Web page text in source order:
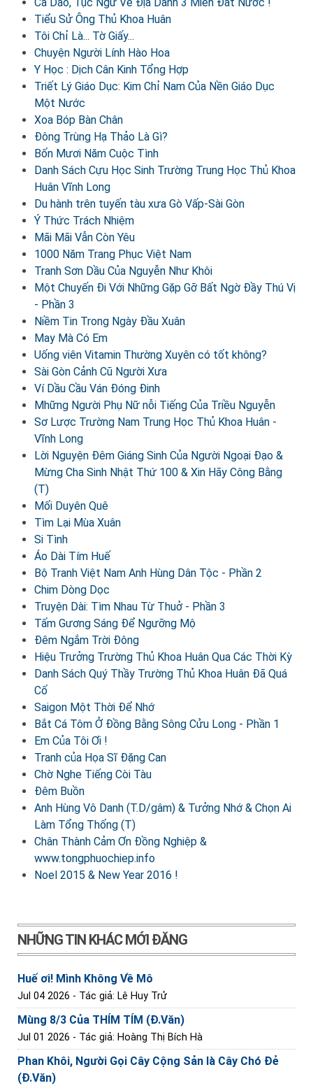
Tiểu Sử Ông Thủ Khoa Huân
Tôi Chỉ Là... Tờ Giấy...
Chuyện Người Lính Hào Hoa
Y Học : Dịch Cân Kinh Tổng Hợp
Triết Lý Giáo Dục: Kim Chỉ Nam Của Nền Giáo Dục
Một Nước
Xoa Bóp Bàn Chân
Đông Trùng Hạ Thảo Là Gì?
Bốn Mươi Năm Cuộc Tình
Danh Sách Cựu Học Sinh Trường Trung Học Thủ Khoa
Huân Vĩnh Long
Du hành trên tuyến tàu xưa Gò Vấp-Sài Gòn
Ý Thức Trách Nhiệm
Mãi Mãi Vẫn Còn Yêu
1000 Năm Trang Phục Việt Nam
Tranh Sơn Dầu Của Nguyễn Như Khôi
Một Chuyến Đi Với Những Gặp Gỡ Bất Ngờ Đầy Thú Vị
- Phần 3
Niềm Tin Trong Ngày Đầu Xuân
May Mà Có Em
Uống viên Vitamin Thường Xuyên có tốt không?
Sài Gòn Cảnh Cũ Người Xưa
Ví Dầu Cầu Ván Đóng Đinh
Mhững Người Phụ Nữ nỗi Tiếng Của Triều Nguyễn
Sơ Lược Trường Nam Trung Học Thủ Khoa Huân -
Vĩnh Long
Lời Nguyện Đêm Giáng Sinh Của Người Ngoại Đạo &
Mừng Cha Sinh Nhật Thứ 100 & Xin Hãy Công Bằng
(T)
Mối Duyên Quê
Tìm Lại Mùa Xuân
Si Tình
Áo Dài Tím Huế
Bộ Tranh Việt Nam Anh Hùng Dân Tộc - Phần 2
Chim Dòng Dọc
Truyện Dài: Tìm Nhau Từ Thuở - Phần 3
Tấm Gương Sáng Để Ngưỡng Mộ
Đêm Ngắm Trời Đông
Hiệu Trưởng Trường Thủ Khoa Huân Qua Các Thời Kỳ
Danh Sách Quý Thầy Trường Thủ Khoa Huân Đã Quá
Cố
Saigon Một Thời Để Nhớ
Bắt Cá Tôm Ở Đồng Bằng Sông Cửu Long - Phần 1
Em Của Tôi Ơi !
Tranh của Họa Sĩ Đặng Can
Chờ Nghe Tiếng Còi Tàu
Đêm Buồn
Anh Hùng Vô Danh (T.D/gâm) & Tưởng Nhớ & Chọn Ai
Làm Tổng Thống (T)
Chân Thành Cảm Ơn Đồng Nghiệp &
www.tongphuochiep.info
Noel 2015 & New Year 2016 !
NHỮNG TIN KHÁC MỚI ĐĂNG
Huế ơi! Mình Không Về Mô
Jul 04 2026 - Tác giả: Lê Huy Trử
Mùng 8/3 Của THÍM TÍM (Đ.Văn)
Jul 01 2026 - Tác giả: Hoàng Thị Bích Hà
Phan Khôi, Người Gọi Cây Cộng Sản là Cây Chó Đẻ
(Đ.Văn)